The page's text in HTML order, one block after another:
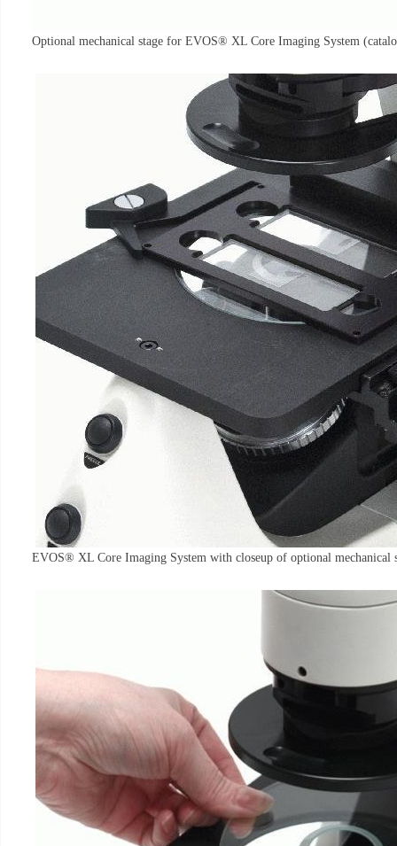
Optional mechanical stage for EVOS® XL Core Imaging System
EVOS® XL Core Imaging System with closeup of optional mechanical